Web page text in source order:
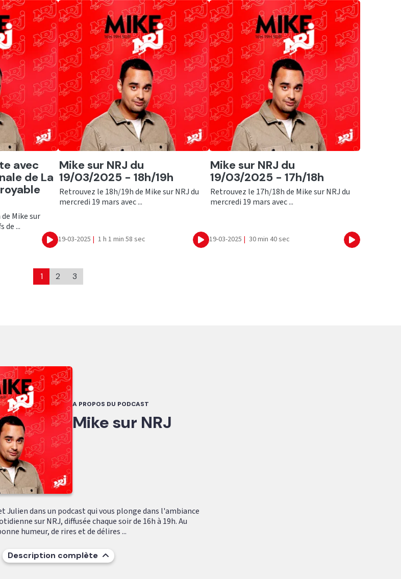
avec
de La
Mike sur
de ...
Ecouter
Ecouter
Mike sur NRJ du
19/03/2025 - 18h/19h
Retrouvez le 18h/19h de Mike sur NRJ du
mercredi 19 mars avec ...
19-03-2025 | 1 h 1 min 58 sec Ecouter
Ecouter
Mike sur NRJ du
19/03/2025 - 17h/18h
Retrouvez le 17h/18h de Mike sur NRJ du
mercredi 19 mars avec ...
19-03-2025 | 30 min 40 sec Ecouter
1 2 3
A PROPOS DU PODCAST
Mike sur NRJ
Julien dans un podcast qui vous plonge dans l'ambiance
sur NRJ, diffusée chaque soir de 16h à 19h. Au
humeur, de rires et de délires ...
Description complète